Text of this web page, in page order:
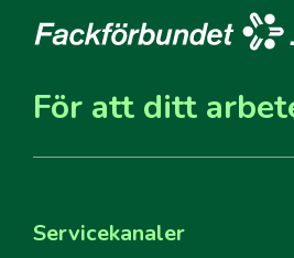
För att ditt
Servicekanaler